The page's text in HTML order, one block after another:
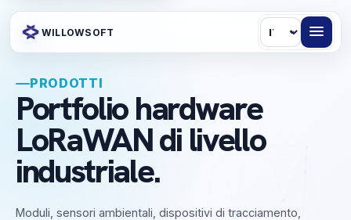
WILLOWSOFT Lingua
PRODOTTI
Portfolio hardware
LoRaWAN di livello
industriale.
Moduli, sensori ambientali, dispositivi di tracciamento,